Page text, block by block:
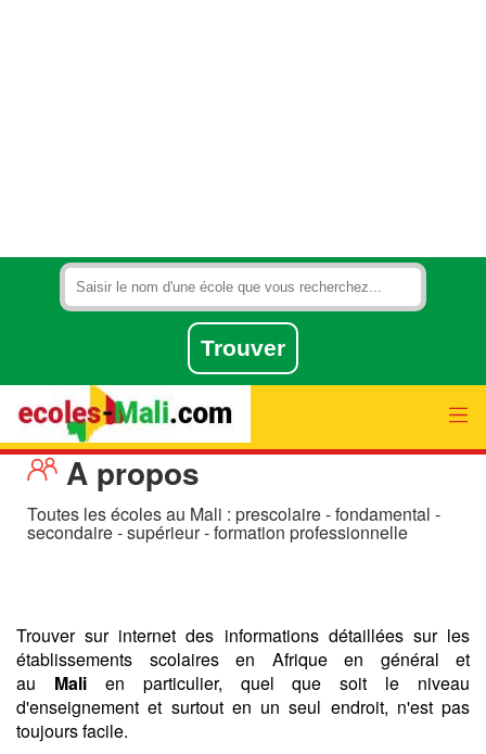
A propos
Toutes les écoles au Mali : prescolaire - fondamental -
secondaire - supérieur - formation professionnelle
Trouver sur internet des informations détaillées sur les
établissements scolaires en Afrique en général et
au Malien particulier, quel que soit le niveau
d'enseignement et surtout en un seul endroit, n'est pas
toujours facile.